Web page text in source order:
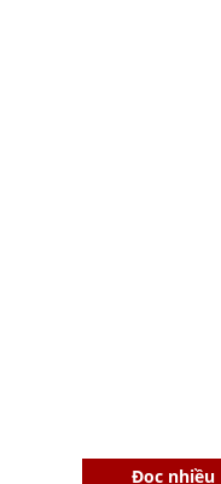
Đọc nhiều